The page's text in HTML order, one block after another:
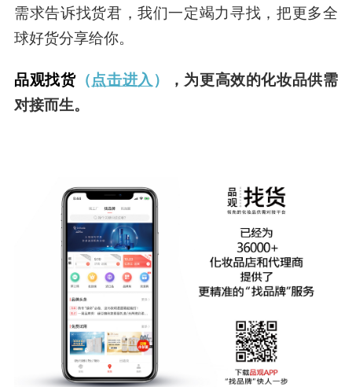
需求告诉找货君，我们一定竭力寻找，把更多全
球好货分享给你。
品观找货（点击进入 ）
，为更高效的化妆品供需
对接而生。